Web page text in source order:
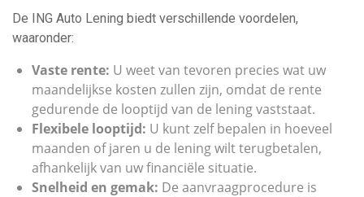
De ING Auto Lening biedt verschillende voordelen,
waaronder:
Vaste rente: U weet van tevoren precies wat uw
maandelijkse kosten zullen zijn, omdat de rente
gedurende de looptijd van de lening vaststaat.
Flexibele looptijd: U kunt zelf bepalen in hoeveel
maanden of jaren u de lening wilt terugbetalen,
afhankelijk van uw financiële situatie.
Snelheid en gemak: De aanvraagprocedure is